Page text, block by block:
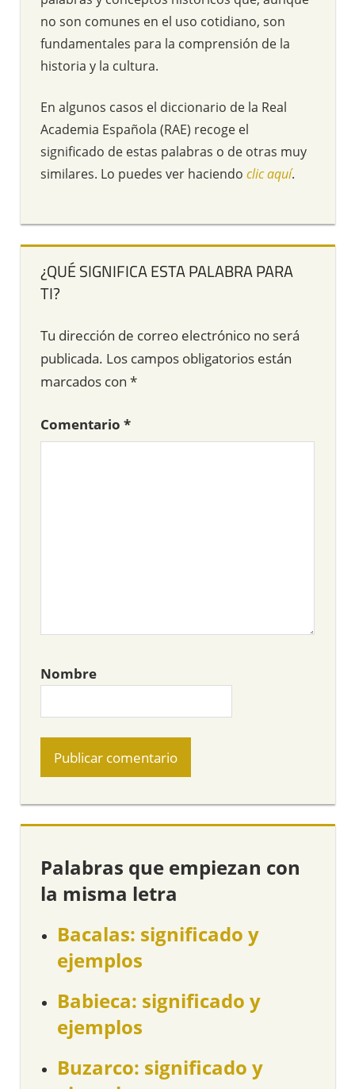
no son comunes en el uso cotidiano, son
fundamentales para la comprensión de la
historia y la cultura.
En algunos casos el diccionario de la Real
Academia Española (RAE) recoge el
significado de estas palabras o de otras muy
similares. Lo puedes ver haciendo clic aquí.
¿QUÉ SIGNIFICA ESTA PALABRA PARA
TI?
Tu dirección de correo electrónico no será
publicada. Los campos obligatorios están
marcados con *
Comentario *
Nombre
Palabras que empiezan con
la misma letra
Bacalas: significado y
ejemplos
Babieca: significado y
ejemplos
Buzarco: significado y